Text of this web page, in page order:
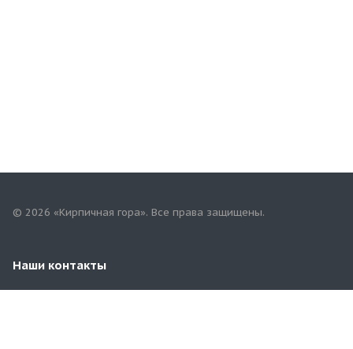
© 2026 «Кирпичная гора». Все права защищены.
Наши контакты
+7(967)757-68-68